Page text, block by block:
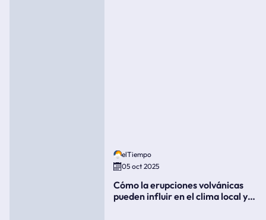
elTiempo
05 oct 2025
Cómo la erupciones volvánicas
pueden influir en el clima local y